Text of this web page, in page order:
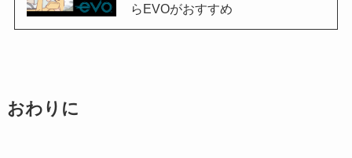
らEVOがおすすめ
おわりに